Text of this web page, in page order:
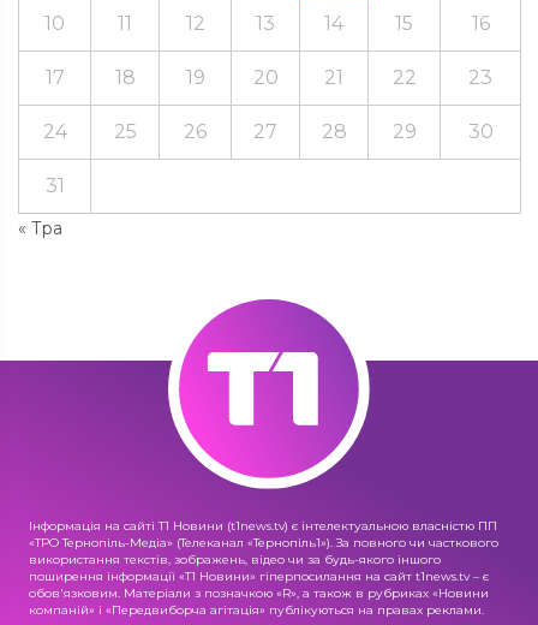
« Тра
10 11 12 13 14 15 16
17 18 19 20 21 22 23
24 25 26 27 28 29 30
31
Інформація на сайті Т1 Новини (t1news.tv) є інтелектуальною власністю ПП
«ТРО Тернопіль-Медіа» (Телеканал «Тернопіль1»). За повного чи часткового
використання текстів, зображень, відео чи за будь-якого іншого
поширення інформації «Т1 Новини» гіперпосилання на сайт t1news.tv – є
обов'язковим. Матеріали з позначкою «R», а також в рубриках «Новини
компаній» і «Передвиборча агітація» публікуються на правах реклами.